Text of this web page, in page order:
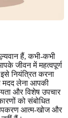
हैं, कभी-कभी
जीवन में महत्वपूर्ण
नियंत्रित करना
मदद लेना आपकी
और विशेष उपचार
को संबोधित
आत्म-खोज और